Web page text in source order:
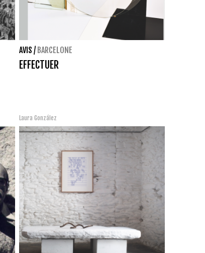
AVIS / BARCELONE
EFFECTUER
Laura González